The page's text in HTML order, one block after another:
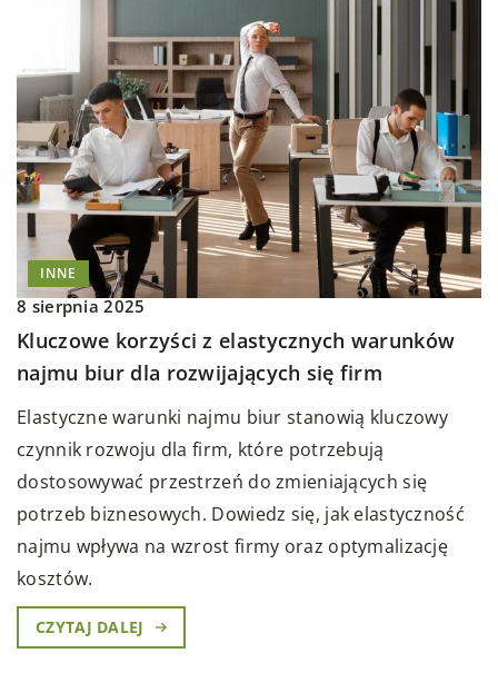
INNE
8 sierpnia 2025
Kluczowe korzyści z elastycznych warunków
najmu biur dla rozwijających się firm
Elastyczne warunki najmu biur stanowią kluczowy
czynnik rozwoju dla firm, które potrzebują
dostosowywać przestrzeń do zmieniających się
potrzeb biznesowych. Dowiedz się, jak elastyczność
najmu wpływa na wzrost firmy oraz optymalizację
kosztów.
CZYTAJ DALEJ